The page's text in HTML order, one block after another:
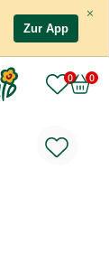
×
Zur App